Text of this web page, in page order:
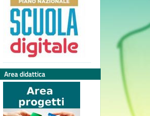
Area didattica